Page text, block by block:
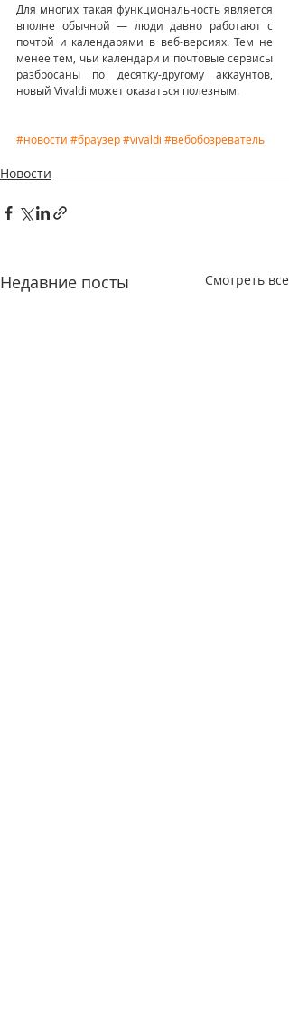
Для многих такая функциональность является
вполне обычной — люди давно работают с
почтой и календарями в веб-версиях. Тем не
менее тем, чьи календари и почтовые сервисы
разбросаны по десятку-другому аккаунтов,
новый Vivaldi может оказаться полезным.
#новости #браузер#vivaldi #вебобозреватель
Новости
Недавние посты Смотреть все